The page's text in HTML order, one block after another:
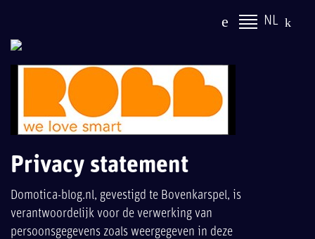
NL
Privacy statement
Domotica-blog.nl, gevestigd te Bovenkarspel, is
verantwoordelijk voor de verwerking van
persoonsgegevens zoals weergegeven in deze